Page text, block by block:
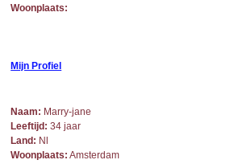
Woonplaats:
Mijn Profiel
Naam: Marry-jane
Leeftijd: 34 jaar
Land: Nl
Woonplaats: Amsterdam